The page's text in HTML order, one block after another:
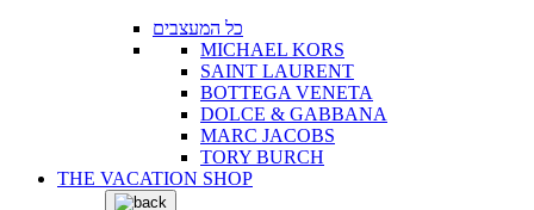
כל המעצבים
MICHAEL KORS
SAINT LAURENT
BOTTEGA VENETA
DOLCE & GABBANA
MARC JACOBS
TORY BURCH
THE VACATION SHOP